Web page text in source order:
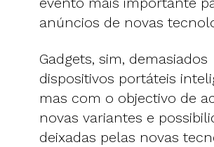
anúncios de novas
Gadgets, sim, demasiados
dispositivos portáteis
mas com o objectivo de
novas variantes e
deixadas pelas novas